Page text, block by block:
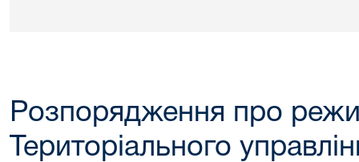
Розпорядження про
Територіального